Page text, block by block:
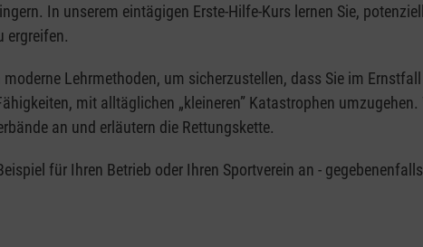
In unserem eintägigen Erste-Hilfe-Kurs lernen Sie,
ergreifen.
Lehrmethoden, um sicherzustellen, dass Sie im
mit alltäglichen „kleineren” Katastrophen umzugehen.
an und erläutern die Rettungskette.
für Ihren Betrieb oder Ihren Sportverein an -